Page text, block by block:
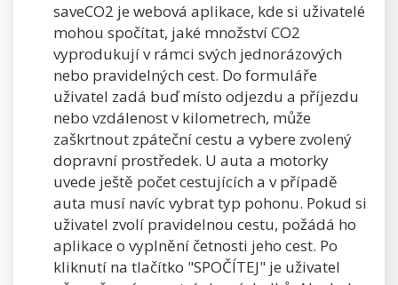
saveCO2 je webová aplikace, kde si uživatelé
mohou spočítat, jaké množství CO2
vyprodukují v rámci svých jednorázových
nebo pravidelných cest. Do formuláře
uživatel zadá buď místo odjezdu a příjezdu
nebo vzdálenost v kilometrech, může
zaškrtnout zpáteční cestu a vybere zvolený
dopravní prostředek. U auta a motorky
uvede ještě počet cestujících a v případě
auta musí navíc vybrat typ pohonu. Pokud si
uživatel zvolí pravidelnou cestu, požádá ho
aplikace o vyplnění četnosti jeho cest. Po
kliknutí na tlačítko "SPOČÍTEJ" je uživatel